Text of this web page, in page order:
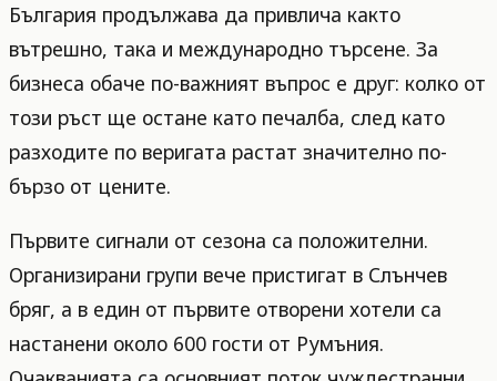
България продължава да привлича както
вътрешно, така и международно търсене. За
бизнеса обаче по-важният въпрос е друг: колко от
този ръст ще остане като печалба, след като
разходите по веригата растат значително по-
бързо от цените.
Първите сигнали от сезона са положителни.
Организирани групи вече пристигат в Слънчев
бряг, а в един от първите отворени хотели са
настанени около 600 гости от Румъния.